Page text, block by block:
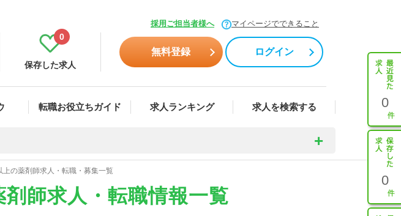
採用ご担当者様へ マイページでできること
保存した求人
0
無料登録 ログイン
転職お役立ちガイド 求人ランキング 求人を検索する 0
0
の薬剤師求人・転職・募集一覧
師求人・転職情報一覧